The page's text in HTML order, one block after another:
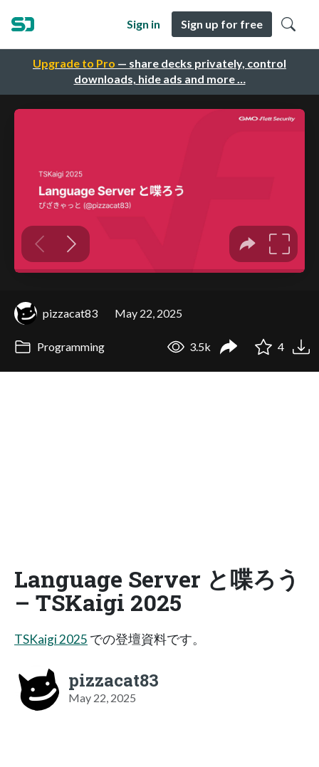
Upgrade to Pro — share decks privately, control
downloads, hide ads and more …
Sign in Sign up for free
pizzacat83 May 22, 2025
Programming 3.5k 4
Language Server と喋ろう
– TSKaigi 2025
TSKaigi 2025 での登壇資料です。
pizzacat83
May 22, 2025